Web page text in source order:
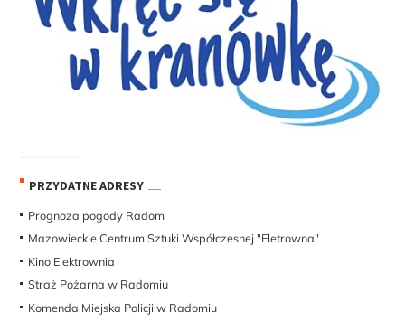
PRZYDATNE ADRESY
Prognoza pogody Radom
Mazowieckie Centrum Sztuki Współczesnej "Eletrowna"
Kino Elektrownia
Straż Pożarna w Radomiu
Komenda Miejska Policji w Radomiu